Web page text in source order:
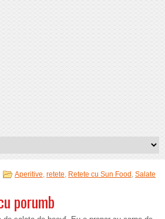
Aperitive, retete, Retete cu Sun Food , Salate
porumb